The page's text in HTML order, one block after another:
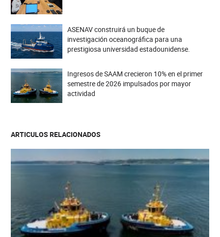
ASENAV construirá un buque de
investigación oceanográfica para una
prestigiosa universidad estadounidense.
Ingresos de SAAM crecieron 10% en el primer
semestre de 2026 impulsados por mayor
actividad
ARTICULOS RELACIONADOS